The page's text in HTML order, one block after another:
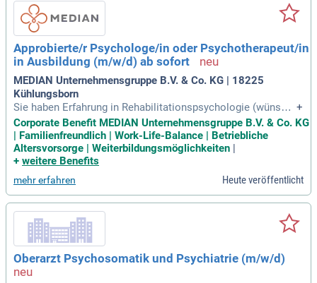
Approbierte/r Psychologe/in oder Psychotherapeut/in
in Ausbildung (m/w/d) ab sofort
MEDIAN Unternehmensgruppe B.V. & Co. KG | 18225
Kühlungsborn
Sie haben Erfahrung in Rehabilitationspsychologie (wünsch
enswert, aber keine Voraussetzung). Sie sind flexibel, empat
hisch und besitzen die Fähigkeit zur Selbstreflektion. Sie ha
ben Kenntnisse in der Anwendung gängiger PC-Programme.
+
Corporate Benefit MEDIAN Unternehmensgruppe B.V. & Co. KG
| Familienfreundlich | Work-Life-Balance | Betriebliche
Altersvorsorge | Weiterbildungsmöglichkeiten |
+ weitere Benefits
mehr erfahren Heute veröffentlicht
Oberarzt Psychosomatik und Psychiatrie (m/w/d)